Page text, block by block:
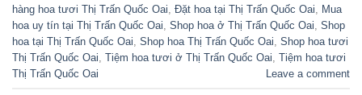
hàng hoa tươi Thị Trấn Quốc Oai Đặt hoa tại Thị Trấn Quốc Oai
Mua
hoa uy tín tại Thị Trấn Quốc Oai Shop hoa ở Thị Trấn Quốc Oai Shop
hoa tại Thị Trấn Quốc Oai Shop hoa Thị Trấn Quốc Oai Shop hoa tươi
Thị Trấn Quốc Oai Tiệm hoa tươi ở Thị Trấn Quốc Oai Tiệm hoa tươi
Thị Trấn Quốc Oai
Leave a comment